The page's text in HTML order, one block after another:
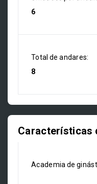
6
Total de andares:
8
Características
Academia de